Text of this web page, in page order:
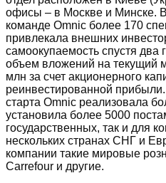
офисы – в Москве и Минске.
команде Omnic более 170
привлекала внешних
самоокупаемость спустя два
объем вложений на текущий
млн за счет акционерного
реинвестированной
старта Omnic реализовала
установила более 5000
государственных, так и для
нескольких странах СНГ и
компании такие мировые
Carrefour и другие.